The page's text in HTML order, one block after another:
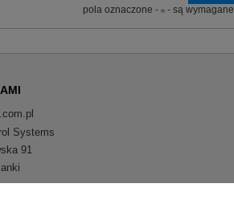
pola oznaczone - - są wymagane
Systems
91